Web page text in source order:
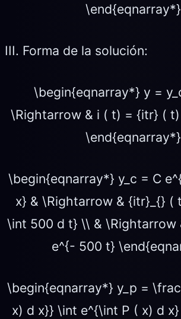
\end{eqnarray*}
III. Forma de la solución:
\begin{eqnarray*} y =
\Rightarrow & i ( t) = {itr} (
\end{eqnarray*}
\begin{eqnarray*} y_c = C
x} & \Rightarrow & {itr}_{} (
\int 500 d t} \\ & \Rightarrow
e^{- 500 t}
\begin{eqnarray*} y_p =
x) d x}} \int e^{\int P ( x) d